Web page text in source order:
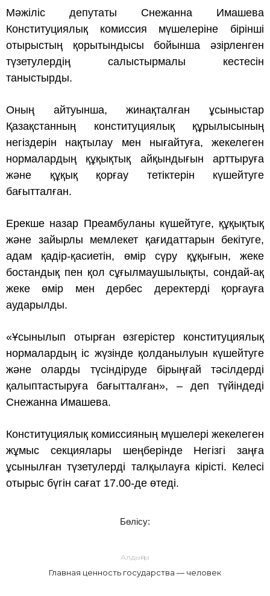
Мәжіліс депутаты Снежанна Имашева
Конституциялық комиссия мүшелеріне бірінші
отырыстың қорытындысы бойынша әзірленген
түзетулердің салыстырмалы кестесін
таныстырды.
Оның айтуынша, жинақталған ұсыныстар
Қазақстанның конституциялық құрылысының
негіздерін нақтылау мен нығайтуға, жекелеген
нормалардың құқықтық айқындығын арттыруға
және құқық қорғау тетіктерін күшейтуге
бағытталған.
Ерекше назар Преамбуланы күшейтуге, құқықтық
және зайырлы мемлекет қағидаттарын бекітуге,
адам қадір-қасиетін, өмір сүру құқығын, жеке
бостандық пен қол сұғылмаушылықты, сондай-ақ
жеке өмір мен дербес деректерді қорғауға
аударылды.
«Ұсынылып отырған өзгерістер конституциялық
нормалардың іс жүзінде қолданылуын күшейтуге
және оларды түсіндіруде бірыңғай тәсілдерді
қалыптастыруға бағытталған», – деп түйіндеді
Снежанна Имашева.
Конституциялық комиссияның мүшелері жекелеген
жұмыс секциялары шеңберінде Негізгі заңға
ұсынылған түзетулерді талқылауға кірісті. Келесі
отырыс бүгін сағат 17.00-де өтеді.
Бөлісу:
Алдыңғы
Главная ценность государства — человек